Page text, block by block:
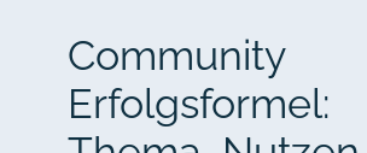
Community
Erfolgsformel: